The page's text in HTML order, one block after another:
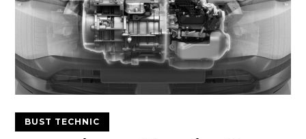
BUST TECHNIC